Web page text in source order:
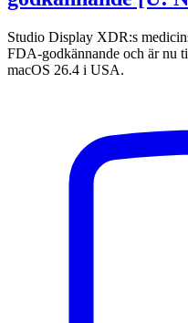
Studio Display XDR:s
FDA-godkännande och är nu
macOS 26.4 i USA.